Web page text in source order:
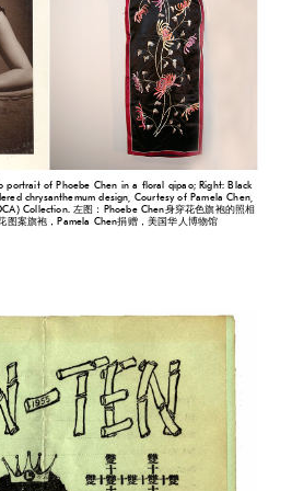
portrait of Phoebe Chen in a floral qipao; Right: Black
chrysanthemum design, Courtesy of Pamela Chen,
Collection. 左图：Phoebe Chen身穿花色旗袍的照相
图案旗袍，Pamela Chen捐赠，美国华人博物馆